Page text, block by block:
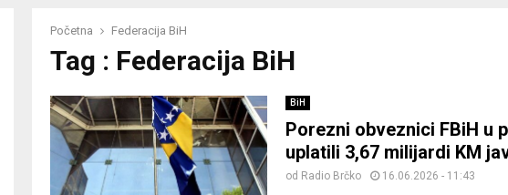
Početna Federacija BiH
Tag : Federacija BiH
BiH
Porezni obveznici FBiH u
uplatili 3,67 milijardi KM
od Radio Brčko 16.06.2026 - 11:43